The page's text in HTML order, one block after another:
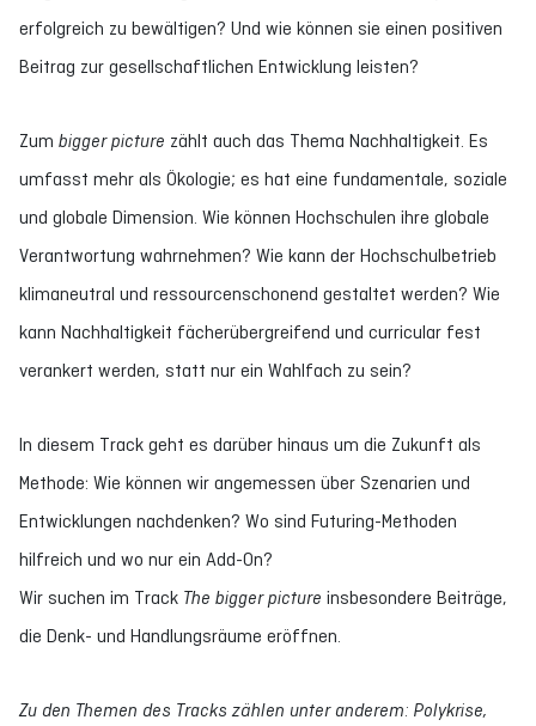
erfolgreich zu bewältigen? Und wie können sie einen positiven
Beitrag zur gesellschaftlichen Entwicklung leisten?
Zum bigger picture zählt auch das Thema Nachhaltigkeit. Es
umfasst mehr als Ökologie; es hat eine fundamentale, soziale
und globale Dimension. Wie können Hochschulen ihre globale
Verantwortung wahrnehmen? Wie kann der Hochschulbetrieb
klimaneutral und ressourcenschonend gestaltet werden? Wie
kann Nachhaltigkeit fächerübergreifend und curricular fest
verankert werden, statt nur ein Wahlfach zu sein?
In diesem Track geht es darüber hinaus um die Zukunft als
Methode: Wie können wir angemessen über Szenarien und
Entwicklungen nachdenken? Wo sind Futuring-Methoden
hilfreich und wo nur ein Add-On?
Wir suchen im Track The bigger picture insbesondere Beiträge,
die Denk- und Handlungsräume eröffnen.
Zu den Themen des Tracks zählen unter anderem: Polykrise,